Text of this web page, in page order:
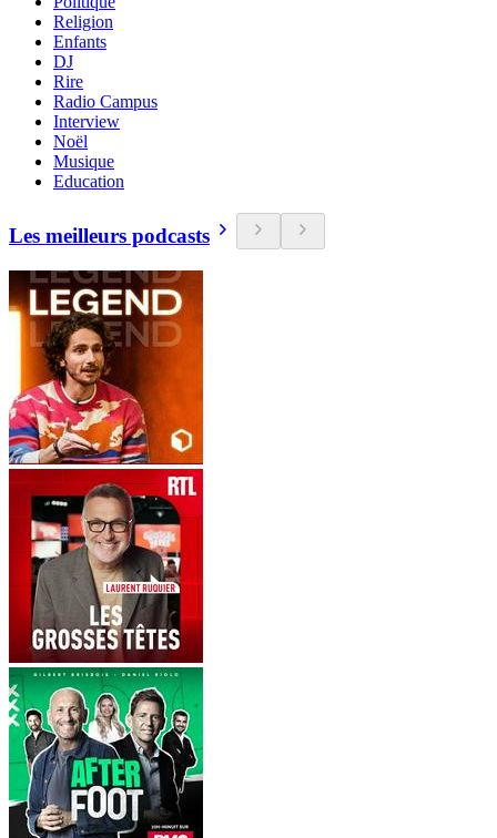
Religion
Enfants
DJ
Rire
Radio Campus
Interview
Noël
Musique
Education
Les meilleurs podcasts